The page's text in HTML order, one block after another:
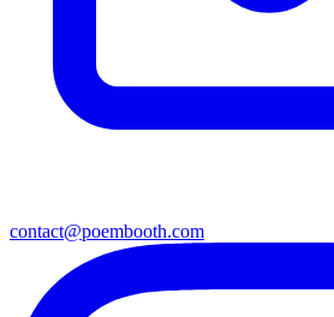
contact@poembooth.com